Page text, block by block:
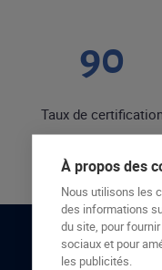
90
Taux de
À propos des
Nous utilisons les
des informations
du site, pour
sociaux et pour
les publicités.